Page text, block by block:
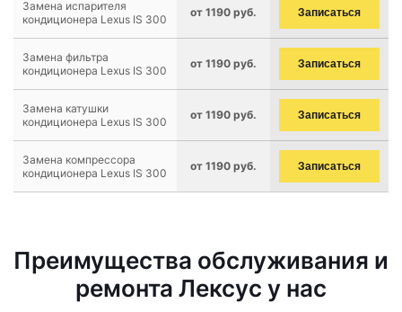
Замена испарителя
кондиционера Lexus IS 300
от 1190 руб. Записаться
Замена фильтра
кондиционера Lexus IS 300
от 1190 руб. Записаться
Замена катушки
кондиционера Lexus IS 300
от 1190 руб. Записаться
Замена компрессора
кондиционера Lexus IS 300
от 1190 руб. Записаться
Преимущества обслуживания и
ремонта Лексус у нас